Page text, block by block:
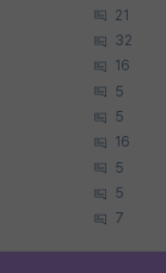
21
32
16
5
5
16
5
5
7